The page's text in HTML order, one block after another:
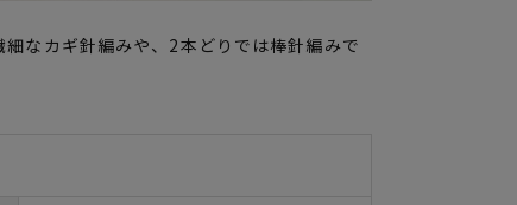
なカギ針編みや、2本どりでは棒針編みで